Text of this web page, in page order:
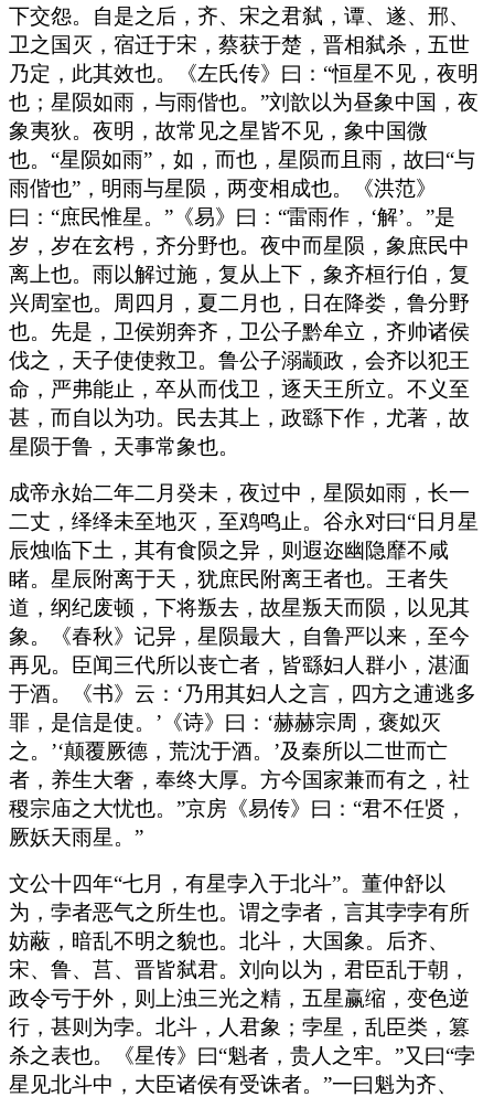
下交怨。自是之后，齐、宋之君弑，谭、遂、邢、
卫之国灭，宿迁于宋，蔡获于楚，晋相弑杀，五世
乃定，此其效也。《左氏传》曰：“恒星不见，夜明
也；星陨如雨，与雨偕也。”刘歆以为昼象中国，夜
象夷狄。夜明，故常见之星皆不见，象中国微
也。“星陨如雨”，如，而也，星陨而且雨，故曰“与
雨偕也”，明雨与星陨，两变相成也。《洪范》
曰：“庶民惟星。”《易》曰：“雷雨作，‘解’。”是
岁，岁在玄枵，齐分野也。夜中而星陨，象庶民中
离上也。雨以解过施，复从上下，象齐桓行伯，复
兴周室也。周四月，夏二月也，日在降娄，鲁分野
也。先是，卫侯朔奔齐，卫公子黔牟立，齐帅诸侯
伐之，天子使使救卫。鲁公子溺颛政，会齐以犯王
命，严弗能止，卒从而伐卫，逐天王所立。不义至
甚，而自以为功。民去其上，政繇下作，尤著，故
星陨于鲁，天事常象也。
成帝永始二年二月癸未，夜过中，星陨如雨，长一
二丈，绎绎未至地灭，至鸡鸣止。谷永对曰“日月星
辰烛临下土，其有食陨之异，则遐迩幽隐靡不咸
睹。星辰附离于天，犹庶民附离王者也。王者失
道，纲纪废顿，下将叛去，故星叛天而陨，以见其
象。《春秋》记异，星陨最大，自鲁严以来，至今
再见。臣闻三代所以丧亡者，皆繇妇人群小，湛湎
于酒。《书》云：‘乃用其妇人之言，四方之逋逃多
罪，是信是使。’《诗》曰：‘赫赫宗周，褒姒灭
之。’‘颠覆厥德，荒沈于酒。’及秦所以二世而亡
者，养生大奢，奉终大厚。方今国家兼而有之，社
稷宗庙之大忧也。”京房《易传》曰：“君不任贤，
厥妖天雨星。”
文公十四年“七月，有星孛入于北斗”。董仲舒以
为，孛者恶气之所生也。谓之孛者，言其孛孛有所
妨蔽，暗乱不明之貌也。北斗，大国象。后齐、
宋、鲁、莒、晋皆弑君。刘向以为，君臣乱于朝，
政令亏于外，则上浊三光之精，五星赢缩，变色逆
行，甚则为孛。北斗，人君象；孛星，乱臣类，篡
杀之表也。《星传》曰“魁者，贵人之牢。”又曰“孛
星见北斗中，大臣诸侯有受诛者。”一曰魁为齐、